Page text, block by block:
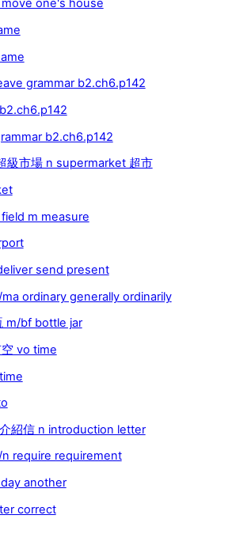
one's house
grammar b2.ch6.p142
b2.ch6.p142
級市場 n supermarket 超市
m measure
send present
ma ordinary generally ordinarily
m/bf bottle jar
空 vo time
介紹信 n introduction letter
n require requirement
another
correct